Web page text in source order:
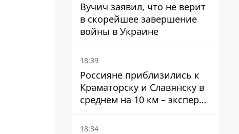
Вучич заявил, что не верит
в скорейшее завершение
войны в Украине
18:39
Россияне приблизились к
Краматорску и Славянску в
среднем на 10 км – эксперт
предупредил об усилении
наступления
18:34